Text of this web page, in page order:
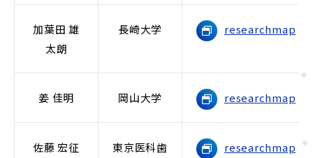
加葉田 雄
太朗
長崎大学 researchmap
姜 佳明 岡山大学 researchmap
佐藤 宏征
東京医科歯
researchmap